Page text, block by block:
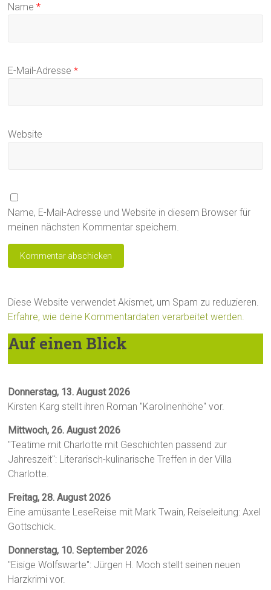
Name*
E-Mail-Adresse*
Website
Name, E-Mail-Adresse und Website in diesem Browser für
meinen nächsten Kommentar speichern.
Diese Website verwendet Akismet, um Spam zu reduzieren.
Erfahre, wie deine Kommentardaten verarbeitet werden.
Auf einen Blick
Donnerstag, 13. August 2026
Kirsten Karg stellt ihren Roman "Karolinenhöhe" vor.
Mittwoch, 26. August 2026
"Teatime mit Charlotte mit Geschichten passend zur
Jahreszeit": Literarisch-kulinarische Treffen in der Villa
Charlotte.
Freitag, 28. August 2026
Eine amüsante LeseReise mit Mark Twain, Reiseleitung: Axel
Gottschick.
Donnerstag, 10. September 2026
"Eisige Wolfswarte": Jürgen H. Moch stellt seinen neuen
Harzkrimi vor.